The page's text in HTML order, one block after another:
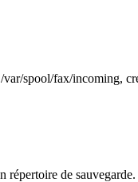
spool/fax/incoming,
répertoire de sauvegarde.